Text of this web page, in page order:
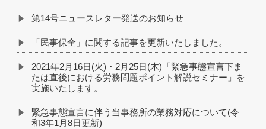
第14号ニュースレター発送のお知らせ
「民事保全」に関する記事を更新いたしました。
2021年2月16日(火)・2月25日(木)「緊急事態宣言下ま
たは直後における労務問題ポイント解説セミナー」を
実施いたします。
緊急事態宣言に伴う当事務所の業務対応について(令
和3年1月8日更新)